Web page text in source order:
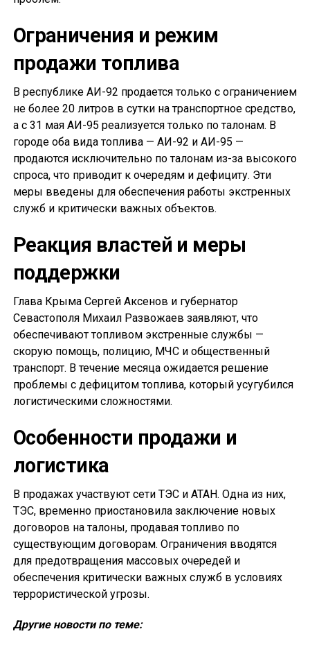
Ограничения и режим
продажи топлива
В республике АИ-92 продается только с ограничением
не более 20 литров в сутки на транспортное средство,
а с 31 мая АИ-95 реализуется только по талонам. В
городе оба вида топлива — АИ-92 и АИ-95 —
продаются исключительно по талонам из-за высокого
спроса, что приводит к очередям и дефициту. Эти
меры введены для обеспечения работы экстренных
служб и критически важных объектов.
Реакция властей и меры
поддержки
Глава Крыма Сергей Аксенов и губернатор
Севастополя Михаил Развожаев заявляют, что
обеспечивают топливом экстренные службы —
скорую помощь, полицию, МЧС и общественный
транспорт. В течение месяца ожидается решение
проблемы с дефицитом топлива, который усугубился
логистическими сложностями.
Особенности продажи и
логистика
В продажах участвуют сети ТЭС и АТАН. Одна из них,
ТЭС, временно приостановила заключение новых
договоров на талоны, продавая топливо по
существующим договорам. Ограничения вводятся
для предотвращения массовых очередей и
обеспечения критически важных служб в условиях
террористической угрозы.
Другие новости по теме: